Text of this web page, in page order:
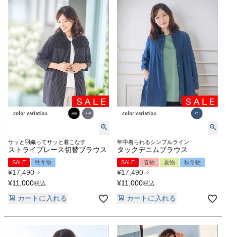
サッと羽織ってサッと着こなす
ストライプレース切替ブラウス
SALE 秋冬物
¥17,490⇒
¥11,000税込
カートに入れる
年中着られるシンプルライン
タックデニムブラウス
SALE 春物 夏物 秋冬物
¥17,490⇒
¥11,000税込
カートに入れる